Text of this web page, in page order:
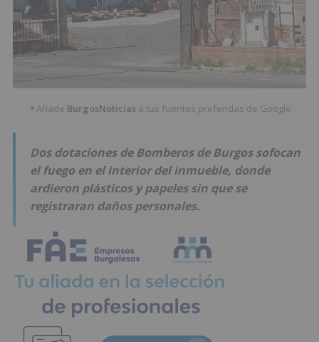
★Añade BurgosNoticias a tus fuentes preferidas de Google
Dos dotaciones de Bomberos de Burgos sofocan
el fuego en el interior del inmueble, donde
ardieron plásticos y papeles sin que se
registraran daños personales.